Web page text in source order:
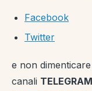
Facebook
Twitter
e non
canali TELEGRAM